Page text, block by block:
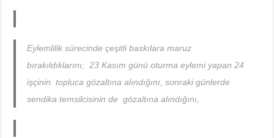
Eylemlilik sürecinde çeşitli baskılara maruz
bırakıldıklarını; 23 Kasım günü oturma eylemi yapan 24
işçinin topluca gözaltına alındığını, sonraki günlerde
sendika temsilcisinin de gözaltına alındığını,